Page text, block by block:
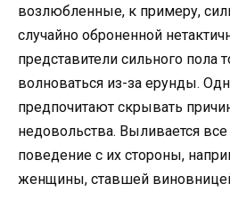
возлюбленные, к примеру,
случайно оброненной
представители сильного пола
волноваться из-за ерунды.
предпочитают скрывать
недовольства. Выливается все
поведение с их стороны,
женщины, ставшей